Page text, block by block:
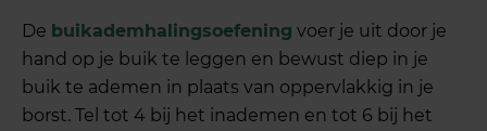
De buikademhalingsoefening voer je uit door je
hand op je buik te leggen en bewust diep in je
buik te ademen in plaats van oppervlakkig in je
borst. Tel tot 4 bij het inademen en tot 6 bij het